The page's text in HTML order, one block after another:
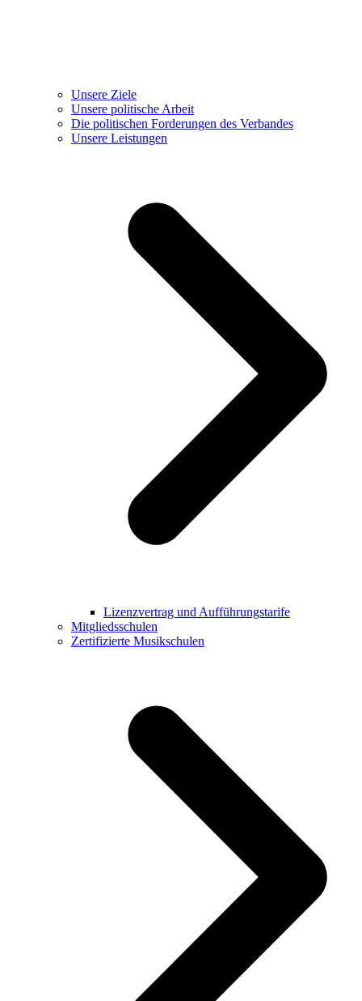
Unsere Ziele
Unsere politische Arbeit
Die politischen Forderungen des Verbandes
Unsere Leistungen
Lizenzvertrag und Aufführungstarife
Mitgliedsschulen
Zertifizierte Musikschulen